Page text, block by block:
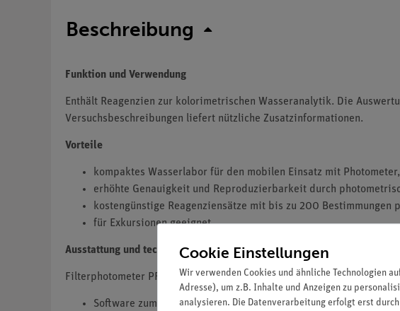
Beschreibung
Funktion und Verwendung
Enthält Reagenzien zur kolorimetrischen Wasseranalytik. Die
Versuchsbeschreibungen liefert nützliche Zusatzinformationen.
Vorteile
kompaktes Wasserlabor für den mobilen Einsatz mit
erhöhte Genauigkeit und Reproduzierbarkeit durch
kostengünstige Reagenziensätze mit bis zu 200 Bestimmungen
für Exkursionen geeignet
Ausstattung und technische Daten
Filterphotometer PF-12 inkl. Handbuch und 4 Batterien mit Filter für
Software zum Übertragen der Messwerte auf einen PC- Literatur
Cookie Einstellungen
Wir verwenden Cookies und ähnliche Technologien
Adresse), um z.B. Inhalte und Anzeigen zu
analysieren. Die Datenverarbeitung erfolgt erst